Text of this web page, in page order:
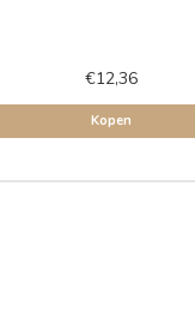
€12,36
Kopen